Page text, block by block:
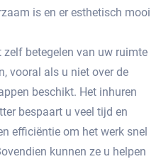
is en er esthetisch mooi
zelf betegelen van uw ruimte
vooral als u niet over de
beschikt.​ Het inhuren
bespaart u veel tijd en
efficiëntie om het werk snel
kunnen ze u helpen